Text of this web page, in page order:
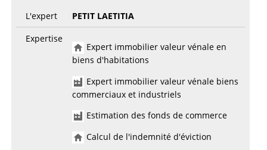
L'expert
PETIT LAETITIA
Expertise
Expert immobilier valeur vénale en
biens d'habitations
Expert immobilier valeur vénale biens
commerciaux et industriels
Estimation des fonds de commerce
Calcul de l'indemnité d'éviction